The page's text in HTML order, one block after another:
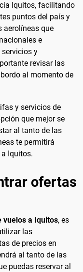
Iquitos, facilitando
puntos del país y
aerolíneas que
e
y
revisar las
al momento de
y servicios de
que mejor se
al tanto de las
te permitirá
Iquitos.
ofertas
vuelos a Iquitos, es
las
de precios en
al tanto de las
puedas reservar al